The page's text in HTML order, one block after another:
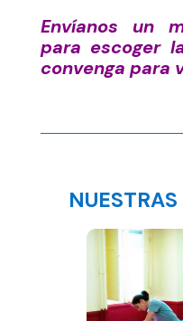
Envíanos un
para escoger
convenga para